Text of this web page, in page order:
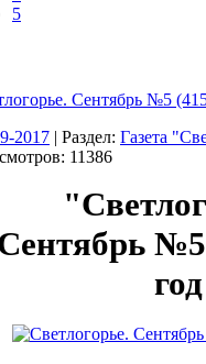
5
Сентябрь №5
2017 | Раздел: Газета
11386
год